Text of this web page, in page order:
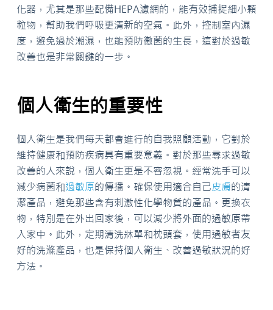
化器，尤其是那些配備HEPA濾網的，能有效捕捉細小顆
粒物，幫助我們呼吸更清新的空氣。此外，控制室內濕
度，避免過於潮濕，也能預防黴菌的生長，這對於過敏
改善也是非常關鍵的一步。
個人衛生的重要性
個人衛生是我們每天都會進行的自我照顧活動，它對於
維持健康和預防疾病具有重要意義。對於那些尋求過敏
改善的人來說，個人衛生更是不容忽視。經常洗手可以
減少病菌和過敏原的傳播。確保使用適合自己皮膚的清
潔產品，避免那些含有刺激性化學物質的產品。更換衣
物，特別是在外出回家後，可以減少將外面的過敏原帶
入家中。此外，定期清洗牀單和枕頭套，使用過敏者友
好的洗滌產品，也是保持個人衛生、改善過敏狀況的好
方法。